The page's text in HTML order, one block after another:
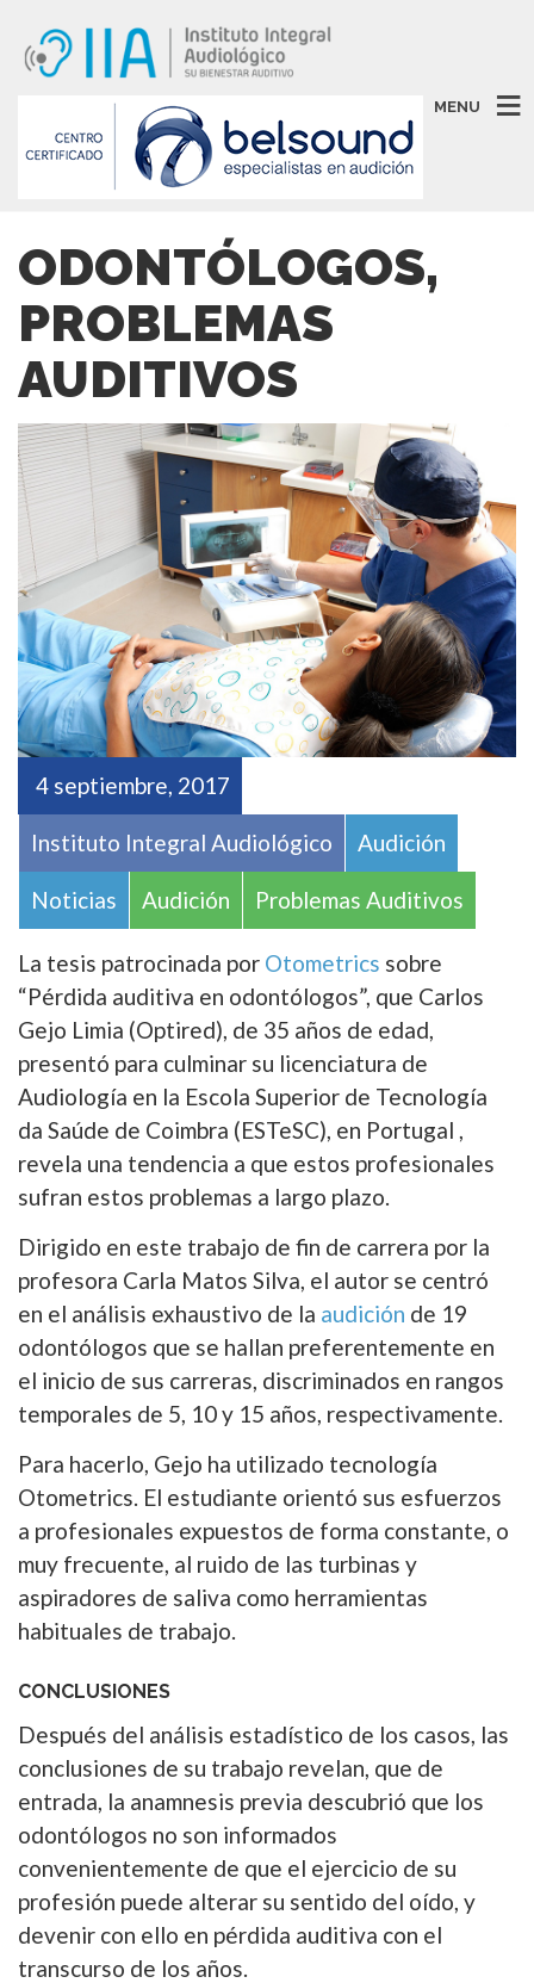
MENU
ODONTÓLOGOS,
PROBLEMAS
AUDITIVOS
4 septiembre, 2017
Instituto Integral Audiológico Audición
Noticias Audición Problemas Auditivos
La tesis patrocinada por Otometrics sobre
“Pérdida auditiva en odontólogos”, que Carlos
Gejo Limia (Optired), de 35 años de edad,
presentó para culminar su licenciatura de
Audiología en la Escola Superior de Tecnología
da Saúde de Coimbra (ESTeSC), en Portugal ,
revela una tendencia a que estos profesionales
sufran estos problemas a largo plazo.
Dirigido en este trabajo de fin de carrera por la
profesora Carla Matos Silva, el autor se centró
en el análisis exhaustivo de la audición de 19
odontólogos que se hallan preferentemente en
el inicio de sus carreras, discriminados en rangos
temporales de 5, 10 y 15 años, respectivamente.
Para hacerlo, Gejo ha utilizado tecnología
Otometrics. El estudiante orientó sus esfuerzos
a profesionales expuestos de forma constante, o
muy frecuente, al ruido de las turbinas y
aspiradores de saliva como herramientas
habituales de trabajo.
CONCLUSIONES
Después del análisis estadístico de los casos, las
conclusiones de su trabajo revelan, que de
entrada, la anamnesis previa descubrió que los
odontólogos no son informados
convenientemente de que el ejercicio de su
profesión puede alterar su sentido del oído, y
devenir con ello en pérdida auditiva con el
transcurso de los años.